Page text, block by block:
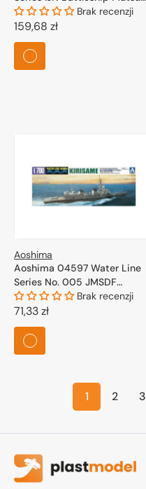
1942 1/700
Brak recenzji
Cena
regularna
159,68 zł
Aoshima
Aoshima 04597 Water Line
Series No. 005 JMSDF
Defense Ship Kirisame 1/700
Brak recenzji
Cena
regularna
71,33 zł
1 2 3